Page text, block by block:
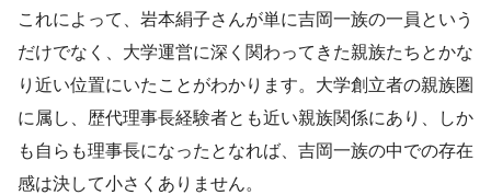
これによって、岩本絹子さんが単に吉岡一族の一員という
だけでなく、大学運営に深く関わってきた親族たちとかな
り近い位置にいたことがわかります。大学創立者の親族圏
に属し、歴代理事長経験者とも近い親族関係にあり、しか
も自らも理事長になったとなれば、吉岡一族の中での存在
感は決して小さくありません。